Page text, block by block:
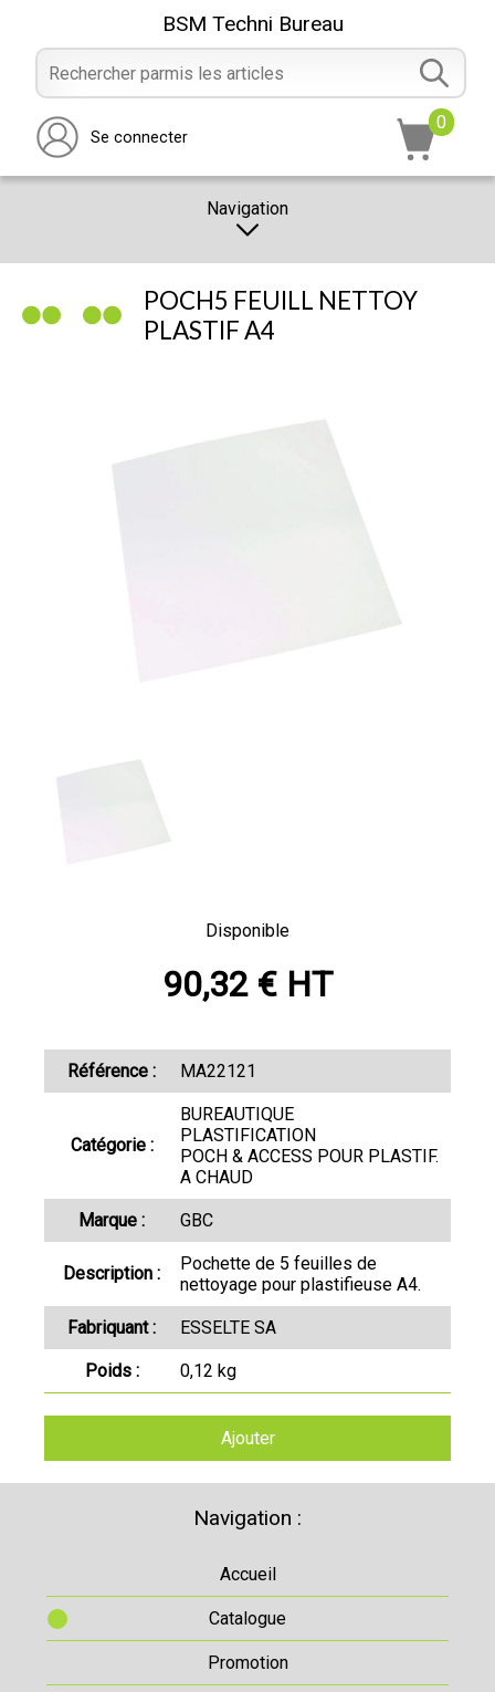
BSM Techni Bureau
Se connecter
0
Navigation
PROMOTION
RÉALISATION
POCH5 FEUILL NETTOY
PLASTIF A4
Disponible
90,32 € HT
Référence : MA22121
Catégorie :
BUREAUTIQUE
PLASTIFICATION
POCH & ACCESS POUR PLASTIF.
A CHAUD
Marque : GBC
Description :
Pochette de 5 feuilles de
nettoyage pour plastifieuse A4.
Fabriquant : ESSELTE SA
Poids : 0,12 kg
Ajouter
Navigation :
Accueil
Catalogue
Promotion